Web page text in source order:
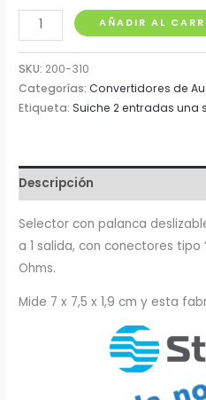
Switch
2
Entradas
1
Salida
Tipo
F
Steren
cantidad
AÑADIR AL
SKU: 200-310
Categorías:Convertidores de
Etiqueta:Suiche 2 entradas una
Descripción
Selector con palanca
a 1 salida, con conectores tipo
Ohms.
Mide 7 x 7,5 x 1,9 cm y esta